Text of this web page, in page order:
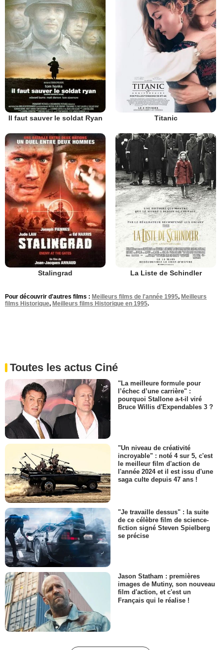
Il faut sauver le soldat Ryan Titanic
Stalingrad La Liste de Schindler
Pour découvrir d'autres films : Meilleurs films de l'année 1995, Meilleurs
films Historique, Meilleurs films Historique en 1995.
Toutes les actus Ciné
"La meilleure formule pour
l’échec d’une carrière" :
pourquoi Stallone a-t-il viré
Bruce Willis d'Expendables 3 ?
"Un niveau de créativité
incroyable" : noté 4 sur 5, c'est
le meilleur film d'action de
l'année 2024 et il est issu d'une
saga culte depuis 47 ans !
"Je travaille dessus" : la suite
de ce célèbre film de science-
fiction signé Steven Spielberg
se précise
Jason Statham : premières
images de Mutiny, son nouveau
film d'action, et c'est un
Français qui le réalise !